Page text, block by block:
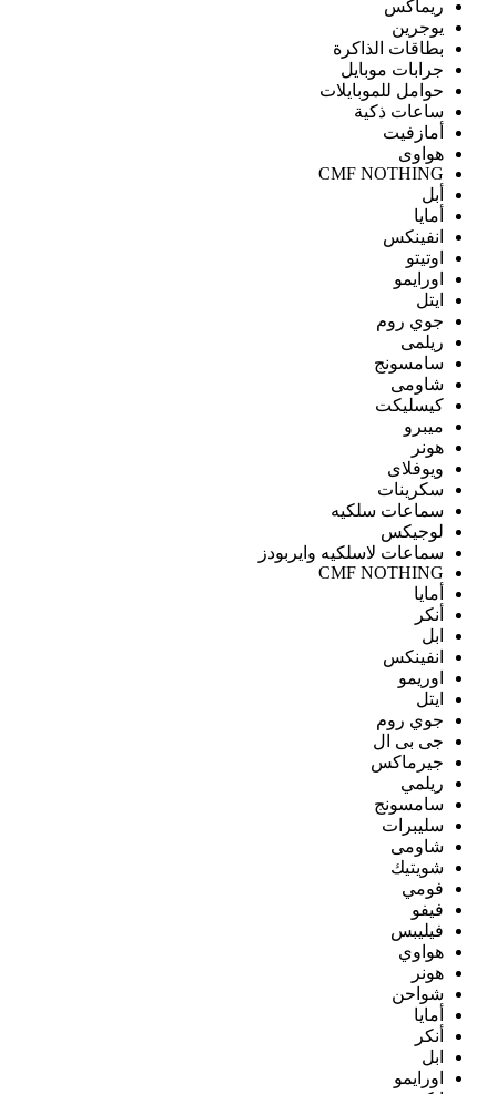
ريماكس
يوجرين
بطاقات الذاكرة
جرابات موبايل
حوامل للموبايلات
ساعات ذكية
أمازفيت
هواوى
CMF NOTHING
أبل
أمايا
انفينكس
اوتيتو
اورايمو
ايتل
جوي روم
ريلمى
سامسونج
شاومى
كيسليكت
ميبرو
هونر
ويوفلاى
سكرينات
سماعات سلكيه
لوجيكس
سماعات لاسلكيه وايربودز
CMF NOTHING
أمايا
أنكر
ابل
انفينكس
اوريمو
ايتل
جوي روم
جى بى ال
جيرماكس
ريلمي
سامسونج
سليبرات
شاومى
شويتيك
فومي
فيفو
فيليبس
هواوي
هونر
شواحن
أمايا
أنكر
ابل
اورايمو